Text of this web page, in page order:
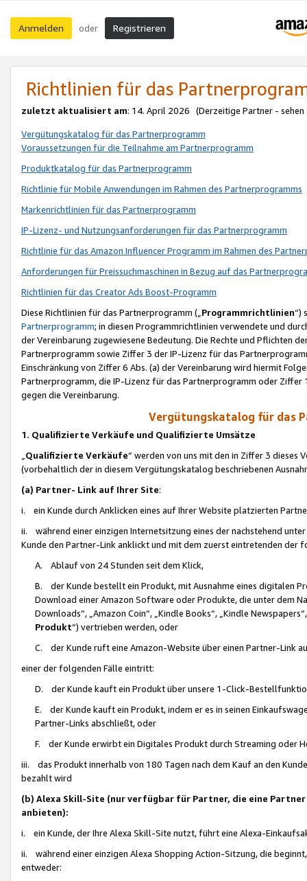
Anmelden oder Registrieren
Richtlinien für das
zuletzt aktualisiert am: 14. April 2026 (Derzeitige Partner - sehen
Vergütungskatalog für das Partnerprogramm
Voraussetzungen für die Teilnahme am Partnerprogramm
Produktkatalog für das Partnerprogramm
Richtlinie für Mobile Anwendungen im Rahmen des Partnerprogramms
Markenrichtlinien für das Partnerprogramm
IP-Lizenz- und Nutzungsanforderungen für das Partnerprogramm
Richtlinie für das Amazon Influencer Programm im Rahmen des
Anforderungen für Preissuchmaschinen in Bezug auf das
Richtlinien für das Creator Ads Boost-Programm
Diese Richtlinien für das Partnerprogramm („Programmrichtlinien“)
Partnerprogramm; in diesen Programmrichtlinien verwendete und
der Vereinbarung zugewiesene Bedeutung. Die Rechte und Pflichten
Partnerprogramm sowie Ziffer 3 der IP-Lizenz für das
Einschränkung von Ziffer 6 Abs. (a) der Vereinbarung wird hiermit
Partnerprogramm, die IP-Lizenz für das Partnerprogramm oder
gegen die Vereinbarung.
Vergütungskatalog für das
1. Qualifizierte Verkäufe und Qualifizierte Umsätze
Qualifizierte Verkäufe“ werden von uns mit den in Ziffer 3
(vorbehaltlich der in diesem Vergütungskatalog beschriebenen
(a) Partner- Link auf Ihrer Site:
i. ein Kunde durch Anklicken eines auf Ihrer Website platzierten
ii. während einer einzigen Internetsitzung eines der nachstehend
Kunde den Partner-Link anklickt und mit dem zuerst eintretenden der
A. Ablauf von 24 Stunden seit dem Klick,
B. der Kunde bestellt ein Produkt, mit Ausnahme eines digitalen
Download einer Amazon Software oder Produkte, die unter dem
Downloads“, „Amazon Coin“, „Kindle Books“, „Kindle
Produkt“) vertrieben werden, oder
C. der Kunde ruft eine Amazon-Website über einen Partner-Link
einer der folgenden Fälle eintritt:
D. der Kunde kauft ein Produkt über unsere 1-Click-
E. der Kunde kauft ein Produkt, indem er es in seinen
Partner-Links abschließt, oder
F. der Kunde erwirbt ein Digitales Produkt durch Streaming oder
iii. das Produkt innerhalb von 180 Tagen nach dem Kauf an den
bezahlt wird
(b) Alexa Skill-Site (nur verfügbar für Partner, die eine
anbieten):
i. ein Kunde, der Ihre Alexa Skill-Site nutzt, führt eine Alexa-
ii. während einer einzigen Alexa Shopping Action-Sitzung, die
entweder: